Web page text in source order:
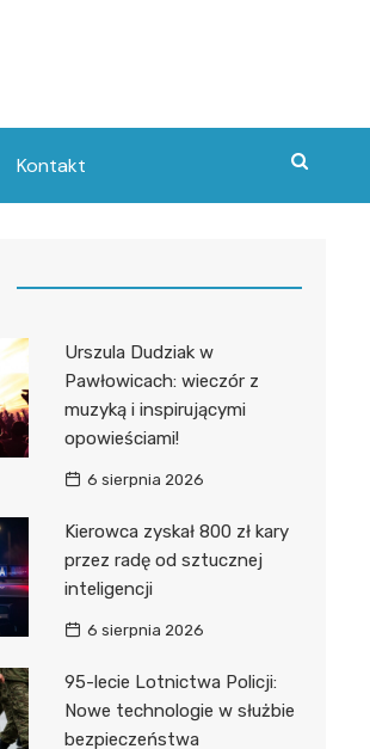
Kontakt
Urszula Dudziak w
Pawłowicach: wieczór z
muzyką i inspirującymi
opowieściami!
6 sierpnia 2026
Kierowca zyskał 800 zł kary
przez radę od sztucznej
inteligencji
6 sierpnia 2026
95-lecie Lotnictwa Policji:
Nowe technologie w służbie
bezpieczeństwa